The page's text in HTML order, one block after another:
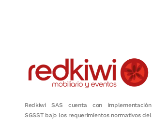
Redkiwi SAS cuenta con implementación
SGSST bajo los requerimientos normativos del